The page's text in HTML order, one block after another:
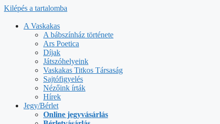
Kilépés a tartalomba
A Vaskakas
A bábszínház története
Ars Poetica
Díjak
Játszóhelyeink
Vaskakas Titkos Társaság
Sajtófigyelés
Nézőink írták
Hírek
Jegy/Bérlet
Online jegyvásárlás